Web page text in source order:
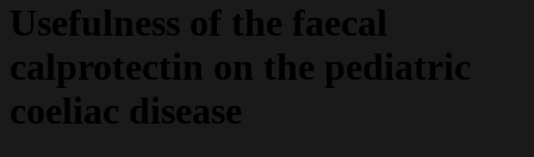
Usefulness of the faecal
calprotectin on the pediatric
coeliac disease